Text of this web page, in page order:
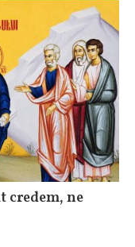
credem, ne